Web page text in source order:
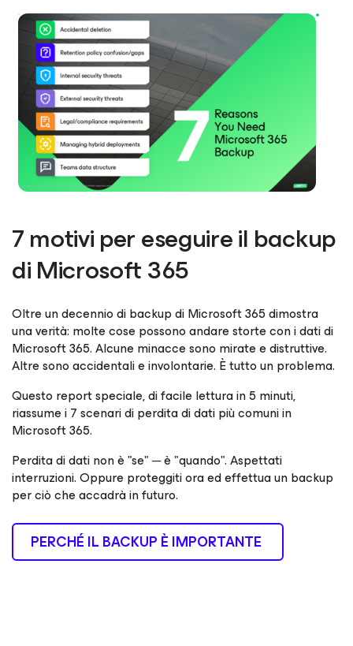
7 motivi per eseguire il backup
di Microsoft 365
Oltre un decennio di backup di Microsoft 365 dimostra
una verità: molte cose possono andare storte con i dati di
Microsoft 365. Alcune minacce sono mirate e distruttive.
Altre sono accidentali e involontarie. È tutto un problema.
Questo report speciale, di facile lettura in 5 minuti,
riassume i 7 scenari di perdita di dati più comuni in
Microsoft 365.
Perdita di dati non è "se" ─ è "quando". Aspettati
interruzioni. Oppure proteggiti ora ed effettua un backup
per ciò che accadrà in futuro.
PERCHÉ IL BACKUP È IMPORTANTE